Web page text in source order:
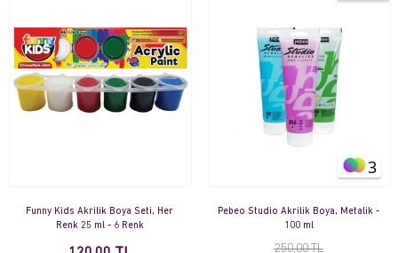
Funny Kids Akrilik Boya Seti, Her
Renk 25 ml - 6 Renk
3
Pebeo Studio Akrilik Boya, Metalik -
100 ml
250,00 TL